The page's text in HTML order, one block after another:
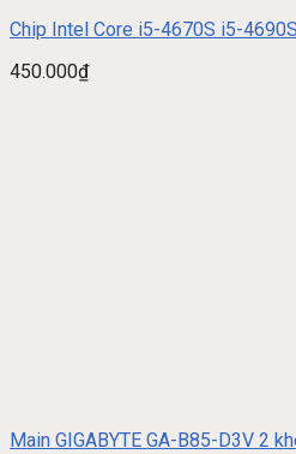
Chip Intel Core i5-4670S i5-4690S
450.000₫
Main GIGABYTE GA-B85-D3V 2